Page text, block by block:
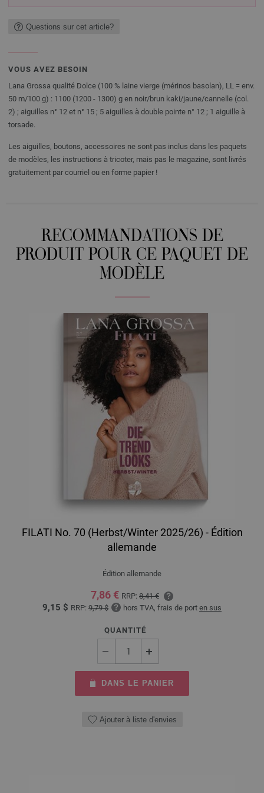
Questions sur cet article?
VOUS AVEZ BESOIN
Lana Grossa qualité Dolce (100 % laine vierge (mérinos basolan), LL = env.
50 m/100 g) : 1100 (1200 - 1300) g en noir/brun kaki/jaune/cannelle (col.
2) ; aiguilles n° 12 et n° 15 ; 5 aiguilles à double pointe n° 12 ; 1 aiguille à
torsade.
Les aiguilles, boutons, accessoires ne sont pas inclus dans les paquets
de modèles, les instructions à tricoter, mais pas le magazine, sont livrés
gratuitement par courriel ou en forme papier !
RECOMMANDATIONS DE
PRODUIT POUR CE PAQUET DE
MODÈLE
FILATI No. 70 (Herbst/Winter 2025/26) - Édition
allemande
Édition allemande
7,86 € RRP: 8,41 €
9,15 $ RRP: 9,79 $ hors TVA, frais de port en sus
QUANTITÉ
DANS LE PANIER
Ajouter à liste d'envies